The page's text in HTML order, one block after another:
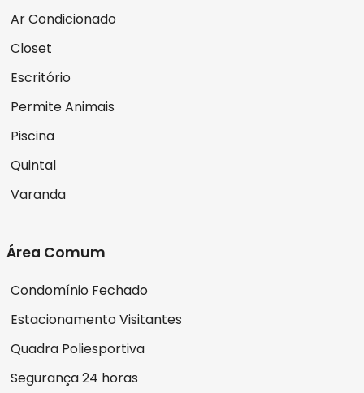
Ar Condicionado
Closet
Escritório
Permite Animais
Piscina
Quintal
Varanda
Área Comum
Condomínio Fechado
Estacionamento Visitantes
Quadra Poliesportiva
Segurança 24 horas